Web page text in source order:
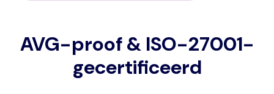
AVG-proof & ISO-27001-
gecertificeerd